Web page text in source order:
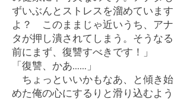
ずいぶんとストレスを溜めています
よ？ このままじゃ近いうち、アナ
タが押し潰されてしまう。そうなる
前にまず、復讐すべきです！」
「復讐、かあ……」
ちょっといいかもなあ、と傾き始
めた俺の心にするりと滑り込むよう